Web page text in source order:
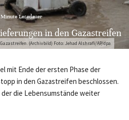
(Archivbild) Foto: Jehad Alshrafi/AP/dpa
Minute Lesedauer
in den Gazastreifen
mit Ende der ersten Phase der
in den Gazastreifen beschlossen.
die Lebensumstände weiter